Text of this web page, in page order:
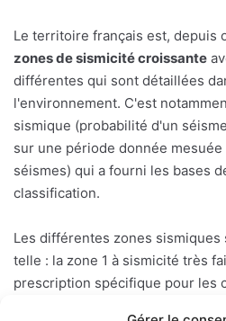
Le territoire français est, depuis
zones de sismicité croissante
différentes qui sont détaillées
l'environnement. C'est
sismique (probabilité d'un
sur une période donnée
séismes) qui a fourni les bases
classification.
Les différentes zones
telle : la zone 1 à sismicité très
prescription spécifique pour les